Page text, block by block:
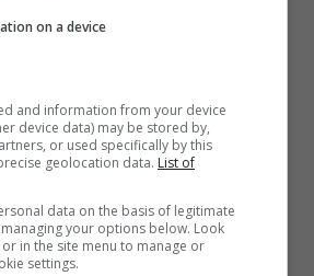
la prossima estate
la famiglia e gli
on a device
and information from your device
device data) may be stored by,
or used specifically by this
geolocation data. List of
data on the basis of legitimate
your options below. Look
in the site menu to manage or
settings.